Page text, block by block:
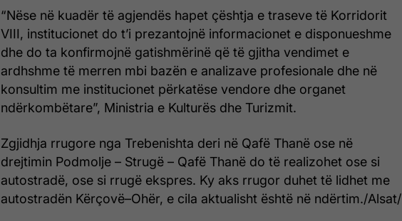
“Nëse në kuadër të agjendës hapet çështja e traseve të Korridorit
VIII, institucionet do t’i prezantojnë informacionet e disponueshme
dhe do ta konfirmojnë gatishmërinë që të gjitha vendimet e
ardhshme të merren mbi bazën e analizave profesionale dhe në
konsultim me institucionet përkatëse vendore dhe organet
ndërkombëtare”, Ministria e Kulturës dhe Turizmit.
Zgjidhja rrugore nga Trebenishta deri në Qafë Thanë ose në
drejtimin Podmolje – Strugë – Qafë Thanë do të realizohet ose si
autostradë, ose si rrugë ekspres. Ky aks rrugor duhet të lidhet me
autostradën Kërçovë–Ohër, e cila aktualisht është në ndërtim./Alsat/